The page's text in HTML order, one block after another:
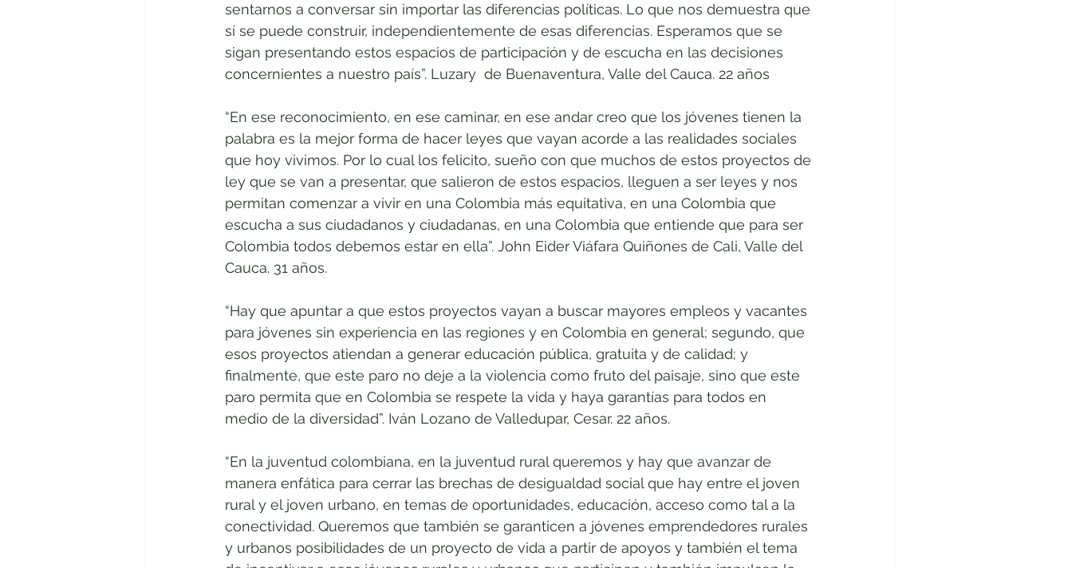
sentarnos a conversar sin importar las diferencias políticas. Lo que nos demuestra que
sí se puede construir, independientemente de esas diferencias. Esperamos que se
sigan presentando estos espacios de participación y de escucha en las decisiones
concernientes a nuestro país”. Luzary  de Buenaventura, Valle del Cauca. 22 años
“En ese reconocimiento, en ese caminar, en ese andar creo que los jóvenes tienen la
palabra es la mejor forma de hacer leyes que vayan acorde a las realidades sociales
que hoy vivimos. Por lo cual los felicito, sueño con que muchos de estos proyectos de
ley que se van a presentar, que salieron de estos espacios, lleguen a ser leyes y nos
permitan comenzar a vivir en una Colombia más equitativa, en una Colombia que
escucha a sus ciudadanos y ciudadanas, en una Colombia que entiende que para ser
Colombia todos debemos estar en ella”. John Eider Viáfara Quiñones de Cali, Valle del
Cauca. 31 años.
“Hay que apuntar a que estos proyectos vayan a buscar mayores empleos y vacantes
para jóvenes sin experiencia en las regiones y en Colombia en general; segundo, que
esos proyectos atiendan a generar educación pública, gratuita y de calidad; y
finalmente, que este paro no deje a la violencia como fruto del paisaje, sino que este
paro permita que en Colombia se respete la vida y haya garantías para todos en
medio de la diversidad”. Iván Lozano de Valledupar, Cesar. 22 años.
“En la juventud colombiana, en la juventud rural queremos y hay que avanzar de
manera enfática para cerrar las brechas de desigualdad social que hay entre el joven
rural y el joven urbano, en temas de oportunidades, educación, acceso como tal a la
conectividad. Queremos que también se garanticen a jóvenes emprendedores rurales
y urbanos posibilidades de un proyecto de vida a partir de apoyos y también el tema